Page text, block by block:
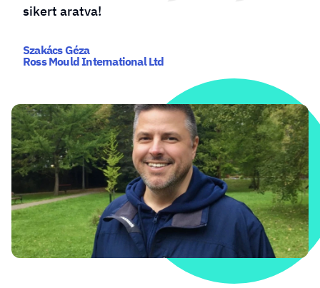
sikert aratva!
Szakács Géza
Ross Mould International Ltd